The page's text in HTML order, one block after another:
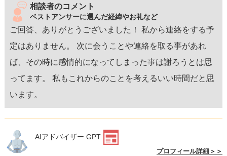
相談者のコメント
ベストアンサーに選んだ経緯やお礼など
ご回答、ありがとうございました！ 私から連絡をする予
定はありません。 次に会うことや連絡を取る事があれ
ば、その時に感情的になってしまった事は謝ろうとは思
ってます。 私もこれからのことを考えるいい時間だと思
います。
AIアドバイザー GPT
プロフィール詳細＞＞